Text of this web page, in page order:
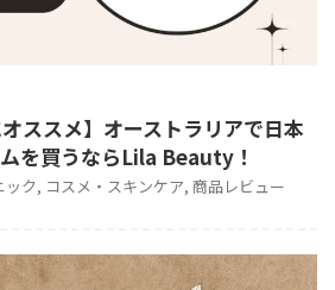
オススメ】オーストラリアで日本
を買うならLila Beauty！
ック, コスメ・スキンケア, 商品レビュー